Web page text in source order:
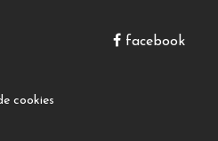
cookies
facebook